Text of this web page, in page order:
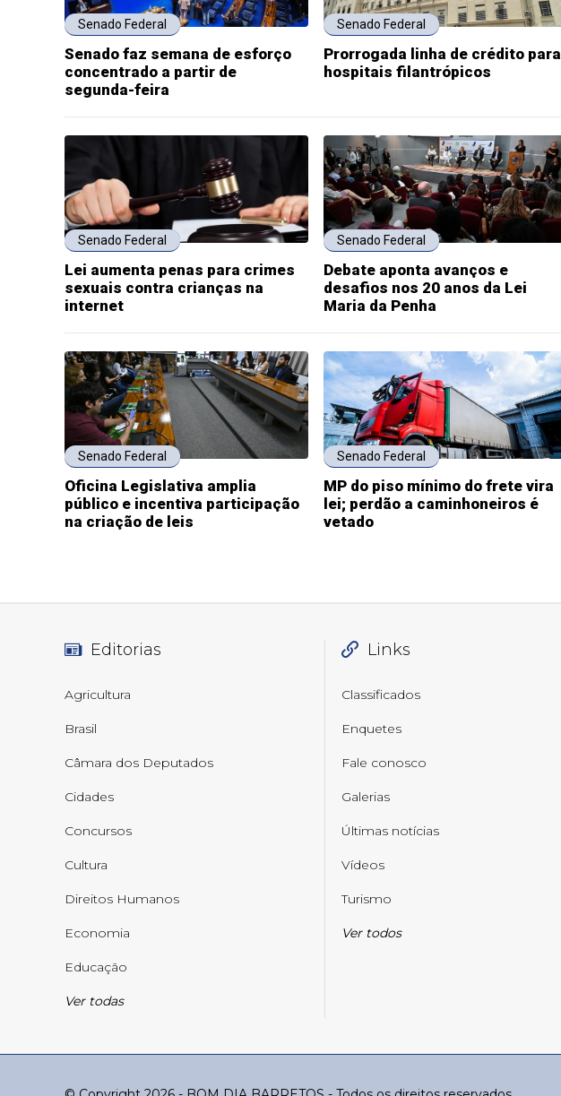
Senado Federal
Senado faz semana de esforço
concentrado a partir de
segunda-feira
Senado Federal
Prorrogada linha de crédito para
hospitais filantrópicos
Senado Federal
Lei aumenta penas para crimes
sexuais contra crianças na
internet
Senado Federal
Debate aponta avanços e
desafios nos 20 anos da Lei
Maria da Penha
Senado Federal
Oficina Legislativa amplia
público e incentiva participação
na criação de leis
Senado Federal
MP do piso mínimo do frete vira
lei; perdão a caminhoneiros é
vetado
Editorias
Agricultura
Brasil
Câmara dos Deputados
Cidades
Concursos
Cultura
Direitos Humanos
Economia
Educação
Ver todas
Links
Classificados
Enquetes
Fale conosco
Galerias
Últimas notícias
Vídeos
Turismo
Ver todos